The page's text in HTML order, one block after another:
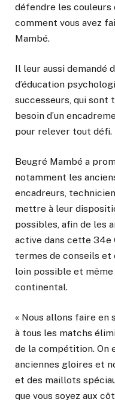
défendre les couleurs
comment vous avez
Mambé.
Il leur aussi demandé
d’éducation
successeurs, qui sont
besoin d’un
pour relever tout défi.
Beugré Mambé a
notamment les
encadreurs,
mettre à leur
possibles, afin de les
active dans cette 34e
termes de conseils et
loin possible et
continental.
« Nous allons faire en
à tous les matchs
de la compétition. On
anciennes gloires et
et des maillots
que vous soyez aux